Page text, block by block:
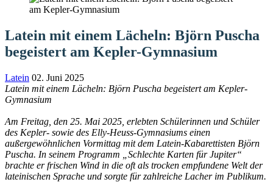
Latein mit einem Lächeln: Björn Puscha
begeistert am Kepler-Gymnasium
Latein 02. Juni 2025
Latein mit einem Lächeln: Björn Puscha begeistert am Kepler-
Gymnasium
Am Freitag, den 25. Mai 2025, erlebten Schülerinnen und Schüler
des Kepler- sowie des Elly-Heuss-Gymnasiums einen
außergewöhnlichen Vormittag mit dem Latein-Kabarettisten Björn
Puscha. In seinem Programm „Schlechte Karten für Jupiter“
brachte er frischen Wind in die oft als trocken empfundene Welt der
lateinischen Sprache und sorgte für zahlreiche Lacher im Publikum.